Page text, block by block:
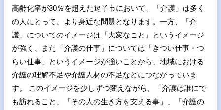
高齢化率が30％を超えた逗子市において、「介護」は多く
の人にとって、より身近な問題となります。一方、「介
護」についてのイメージは「大変なこと」というイメージ
が強く、また「介護の仕事」については「きつい仕事・つ
らい仕事」というイメージが強いことから、地域における
介護の理解不足や介護人材の不足などにつながっていま
す。 このイメージを少しずつ変えながら、「介護は誰にで
も訪れること」「その人の生き方を支える事」、「介護の